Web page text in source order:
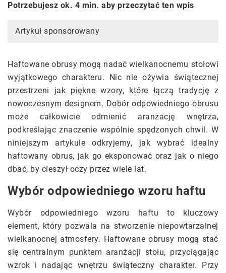
Potrzebujesz ok. 4 min. aby przeczytać ten wpis
Artykuł sponsorowany
Haftowane obrusy mogą nadać wielkanocnemu stołowi
wyjątkowego charakteru. Nic nie ożywia świątecznej
przestrzeni jak piękne wzory, które łączą tradycję z
nowoczesnym designem. Dobór odpowiedniego obrusu
może całkowicie odmienić aranżację wnętrza,
podkreślając znaczenie wspólnie spędzonych chwil. W
niniejszym artykule odkryjemy, jak wybrać idealny
haftowany obrus, jak go eksponować oraz jak o niego
dbać, by cieszył oczy przez wiele lat.
Wybór odpowiedniego wzoru haftu
Wybór odpowiedniego wzoru haftu to kluczowy
element, który pozwala na stworzenie niepowtarzalnej
wielkanocnej atmosfery. Haftowane obrusy mogą stać
się centralnym punktem aranżacji stołu, przyciągając
wzrok i nadając wnętrzu świąteczny charakter. Przy